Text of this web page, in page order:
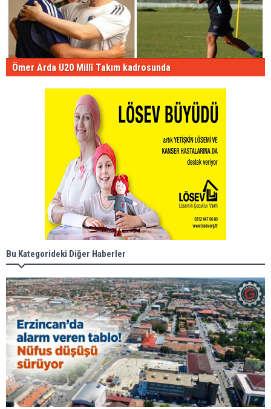
Ömer Arda U20 Millî Takım kadrosunda
Bu Kategorideki Diğer Haberler